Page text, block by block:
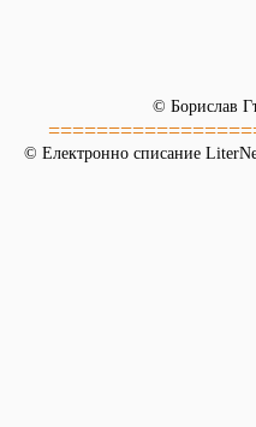
© Борислав
© Електронно списание